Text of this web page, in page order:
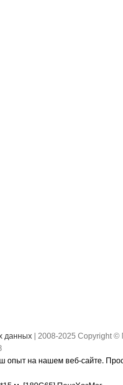
данных | 2008-2025 Copyright
на нашем веб-сайте.